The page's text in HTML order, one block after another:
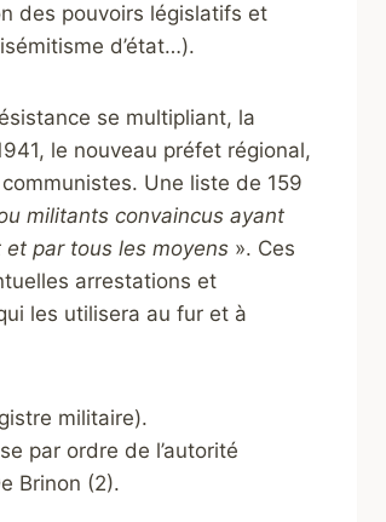
des pouvoirs législatifs et
d’état…).
se multipliant, la
le nouveau préfet régional,
Une liste de 159
militants convaincus ayant
par tous les moyens ». Ces
arrestations et
les utilisera au fur et à
militaire).
par ordre de l’autorité
Brinon (2).